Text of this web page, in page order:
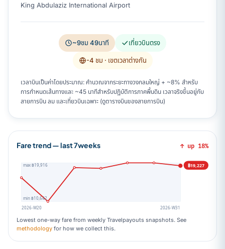
King Abdulaziz International Airport
~9ชม 49นาที เที่ยวบินตรง
-4 ชม · เขตเวลาต่างกัน
เวลาบินเป็นค่าโดยประมาณ: คำนวณจากระยะทางวงกลมใหญ่ + ~8% สำหรับ
การกำหนดเส้นทางและ ~45 นาทีสำหรับปฏิบัติการภาคพื้นดิน เวลาจริงขึ้นอยู่กับ
สายการบิน ลม และเที่ยวบินเฉพาะ (ดูตารางบินของสายการบิน)
Fare trend — last 7weeks ↑ up 18%
฿19,227
max ฿19,916
min ฿10,642
2026-W20
2026-W31
Lowest one-way fare from weekly Travelpayouts snapshots. See
methodology for how we collect this.